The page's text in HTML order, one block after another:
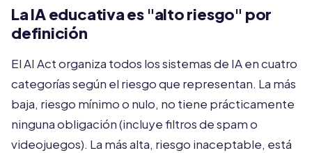
La IA educativa es "alto riesgo" por
definición
El AI Act organiza todos los sistemas de IA en cuatro
categorías según el riesgo que representan. La más
baja, riesgo mínimo o nulo, no tiene prácticamente
ninguna obligación (incluye filtros de spam o
videojuegos). La más alta, riesgo inaceptable, está